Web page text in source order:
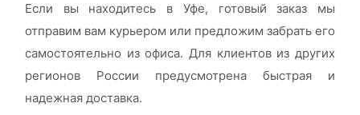
Если вы находитесь в Уфе, готовый заказ мы
отправим вам курьером или предложим забрать его
самостоятельно из офиса. Для клиентов из других
регионов России предусмотрена быстрая и
надежная доставка.